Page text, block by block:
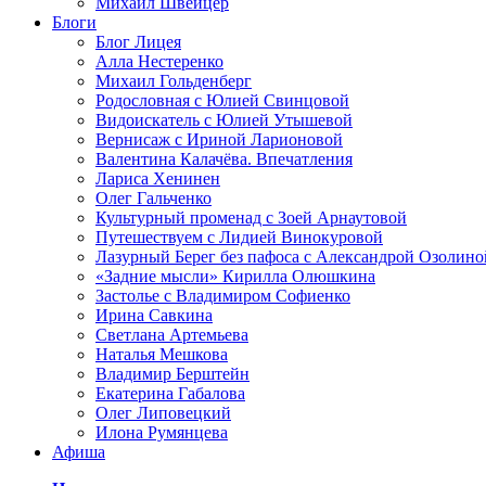
Блоги
Блог Лицея
Алла Нестеренко
Михаил Гольденберг
Родословная с Юлией Свинцовой
Видоискатель с Юлией Утышевой
Вернисаж с Ириной Ларионовой
Валентина Калачёва. Впечатления
Лариса Хенинен
Олег Гальченко
Культурный променад с Зоей Арнаутовой
Путешествуем с Лидией Винокуровой
Лазурный Берег без пафоса с Александрой
«Задние мысли» Кирилла Олюшкина
Застолье с Владимиром Софиенко
Ирина Савкина
Светлана Артемьева
Наталья Мешкова
Владимир Берштейн
Екатерина Габалова
Олег Липовецкий
Илона Румянцева
Афиша